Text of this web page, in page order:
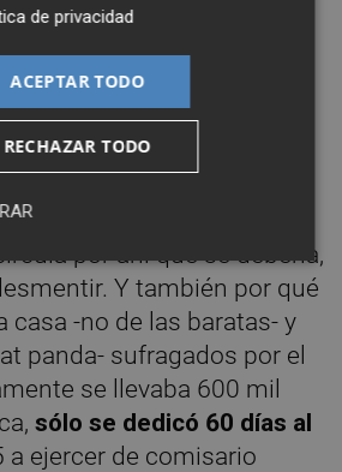
época de Llorente ahora
los apartados, y
en un profundo océano
egolatrías.
relax, puede que alguien
la visa de Douwens, que
por ahí que se debería,
Y también por qué
casa -no de las baratas- y
panda- sufragados por el
se llevaba 600 mil
sólo se dedicó 60 días al
a ejercer de comisario
de privacidad
ACEPTAR TODO
RECHAZAR TODO